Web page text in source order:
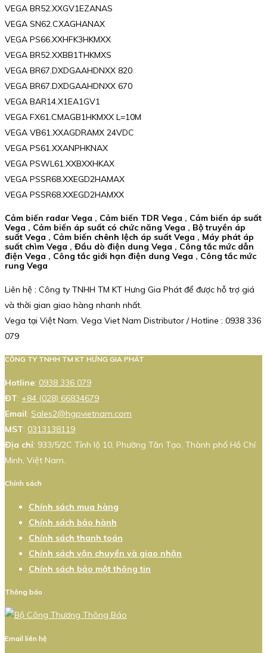
VEGA BR52.XXGV1EZANAS
VEGA SN62.CXAGHANAX
VEGA PS66.XXHFK3HKMXX
VEGA BR52.XXBB1THKMXS
VEGA BR67.DXDGAAHDNXX 820
VEGA BR67.DXDGAAHDNXX 670
VEGA BAR14.X1EA1GV1
VEGA FX61.CMAGB1HKMXX L=10M
VEGA VB61.XXAGDRAMX 24VDC
VEGA PS61.XXANPHKNAX
VEGA PSWL61.XXBXXHKAX
VEGA PSSR68.XXEGD2HAMAX
VEGA PSSR68.XXEGD2HAMXX
Cảm biến radar Vega , Cảm biến TDR Vega , Cảm biến áp suất
Vega , Cảm biến áp suất có chức năng Vega , Bộ truyền áp
suất Vega , Cảm biến chênh lệch áp suất Vega , Máy phát áp
suất chìm Vega , Đầu dò điện dung Vega , Công tắc mức dẫn
điện Vega , Công tắc giới hạn điện dung Vega , Công tắc mức
rung Vega
Liên hệ : Công ty TNHH TM KT Hưng Gia Phát để được hỗ trợ giá
và thời gian giao hàng nhanh nhất.
Vega tại Việt Nam. Vega Viet Nam Distributor / Hotline : 0938 336
079
CÔNG TY TNHH TM KT HƯNG GIA PHÁT
Hotline: 0938 336 079
ĐT: +84 (028) 66834679
Email: Sales2@hgpvietnam.com
MST: 0313138119
Địa chỉ: 933/5/2C Tỉnh lộ 10, Phường Tân Tạo, Thành phố Hồ Chí
Minh, Việt Nam.
Chính sách
Chính sách mua hàng
Chính sách bảo hành
Chính sách thanh toán
Chính sách vận chuyển và giao nhận
Chính sách bảo mật thông tin
Thông báo
Email liên hệ